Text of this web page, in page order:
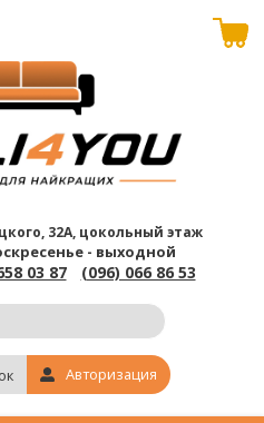
32А, цокольный этаж
- выходной
03 87 (096) 066 86 53
Авторизация
пусто